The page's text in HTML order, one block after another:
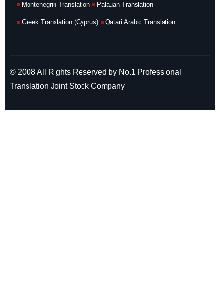
Montenegrin Translation Palauan Translation
Greek Translation (Cyprus) Qatari Arabic Translation
© 2008 All Rights Reserved by No.1 Professional
Translation Joint Stock Company